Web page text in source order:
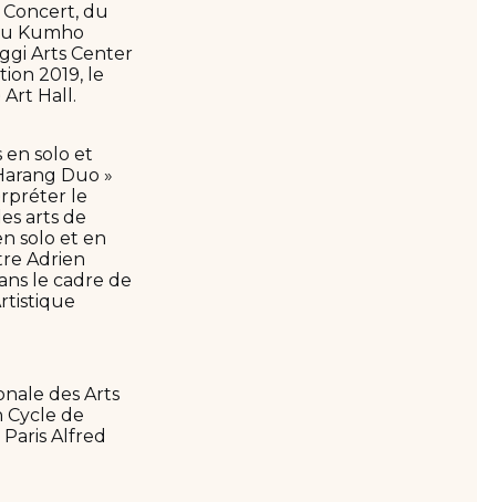
Concert, du
Kumho
Arts Center
2019, le
Art Hall.
en solo et
Duo »
le
arts de
solo et en
Adrien
le cadre de
des Arts
Cycle de
Alfred